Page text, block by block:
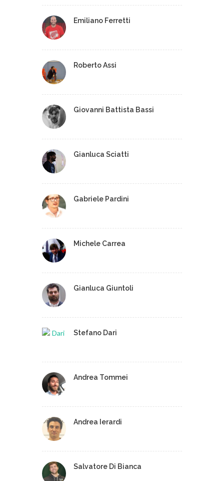
Emiliano Ferretti
Roberto Assi
Giovanni Battista Bassi
Gianluca Sciatti
Gabriele Pardini
Michele Carrea
Gianluca Giuntoli
Stefano Dari
Andrea Tommei
Andrea Ierardi
Salvatore Di Bianca